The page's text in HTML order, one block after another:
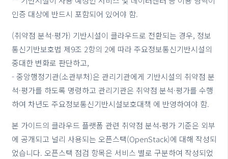
인증 대상에 반드시 포함되어 있어야 함.
(취약점 분석·평가) 기반시설이 클라우드로 전환되는 경우, 정보
통신기반보호법 제9조 2항의 2에 따라 주요정보통신기반시설의
중대한 변화로 판단하고,
- 중앙행정기관(소관부처)은 관리기관에게 기반시설의 취약점 분
석·평가를 하도록 명령하고 관리기관은 취약점 분석·평가를 수행
하여 차년도 주요정보통신기반시설보호대책 에 반영하여야 함.
본 가이드의 클라우드 플랫폼 관련 취약점 분석‧평가 기준은 외부
에 공개되고 널리 사용되는 오픈스택(OpenStack)에 대해 작성되
었습니다. 오픈스택 점검 항목은 서비스 별로 구분하여 작성되었